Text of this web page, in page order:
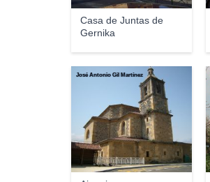
Casa de Juntas de
Gernika
José Antonio Gil Martínez